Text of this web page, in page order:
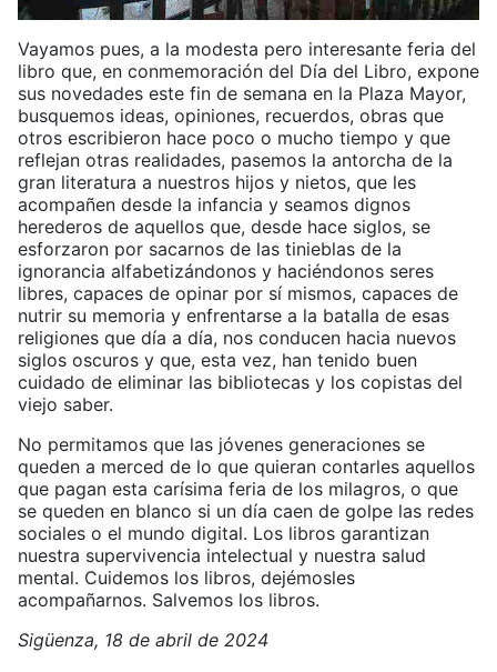
Vayamos pues, a la modesta pero interesante feria del
libro que, en conmemoración del Día del Libro, expone
sus novedades este fin de semana en la Plaza Mayor,
busquemos ideas, opiniones, recuerdos, obras que
otros escribieron hace poco o mucho tiempo y que
reflejan otras realidades, pasemos la antorcha de la
gran literatura a nuestros hijos y nietos, que les
acompañen desde la infancia y seamos dignos
herederos de aquellos que, desde hace siglos, se
esforzaron por sacarnos de las tinieblas de la
ignorancia alfabetizándonos y haciéndonos seres
libres, capaces de opinar por sí mismos, capaces de
nutrir su memoria y enfrentarse a la batalla de esas
religiones que día a día, nos conducen hacia nuevos
siglos oscuros y que, esta vez, han tenido buen
cuidado de eliminar las bibliotecas y los copistas del
viejo saber.
No permitamos que las jóvenes generaciones se
queden a merced de lo que quieran contarles aquellos
que pagan esta carísima feria de los milagros, o que
se queden en blanco si un día caen de golpe las redes
sociales o el mundo digital. Los libros garantizan
nuestra supervivencia intelectual y nuestra salud
mental. Cuidemos los libros, dejémosles
acompañarnos. Salvemos los libros.
Sigüenza, 18 de abril de 2024